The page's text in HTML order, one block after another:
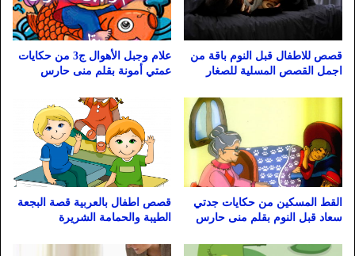
قصص للاطفال قبل النوم باقة من
اجمل القصص المسلية للصغار
علام وجبل الأهوال ج3 من حكايات
عمتي أمونة بقلم منى حارس
القط المسكين من حكايات جدتي
سعاد قبل النوم بقلم منى حارس
قصص اطفال بالعربية قصة البجعة
الطيبة والحمامة الشريرة